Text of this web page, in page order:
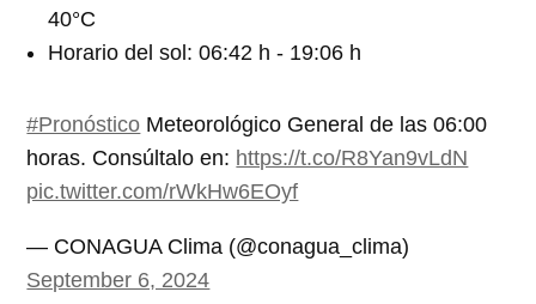
40°C
Horario del sol: 06:42 h - 19:06 h
#Pronóstico Meteorológico General de las 06:00
horas. Consúltalo en: https://t.co/R8Yan9vLdN
pic.twitter.com/rWkHw6EOyf
— CONAGUA Clima (@conagua_clima)
September 6, 2024